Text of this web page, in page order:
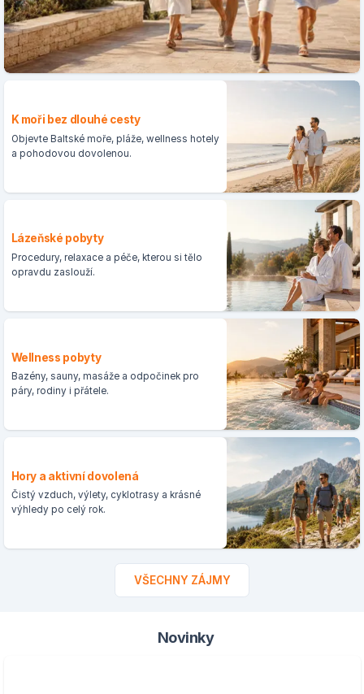
K moři bez dlouhé cesty
Objevte Baltské moře, pláže, wellness hotely
a pohodovou dovolenou.
Lázeňské pobyty
Procedury, relaxace a péče, kterou si tělo
opravdu zaslouží.
Wellness pobyty
Bazény, sauny, masáže a odpočinek pro
páry, rodiny i přátele.
Hory a aktivní dovolená
Čistý vzduch, výlety, cyklotrasy a krásné
výhledy po celý rok.
VŠECHNY ZÁJMY
Novinky